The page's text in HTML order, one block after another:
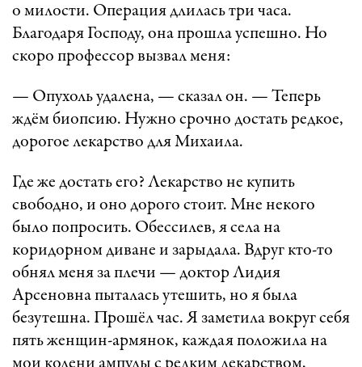
о милости. Операция длилась три часа.
Благодаря Господу, она прошла успешно. Но
скоро профессор вызвал меня:
— Опухоль удалена, — сказал он. — Теперь
ждём биопсию. Нужно срочно достать редкое,
дорогое лекарство для Михаила.
Где же достать его? Лекарство не купить
свободно, и оно дорого стоит. Мне некого
было попросить. Обессилев, я села на
коридорном диване и зарыдала. Вдруг кто-то
обнял меня за плечи — доктор Лидия
Арсеновна пыталась утешить, но я была
безутешна. Прошёл час. Я заметила вокруг себя
пять женщин-армянок, каждая положила на